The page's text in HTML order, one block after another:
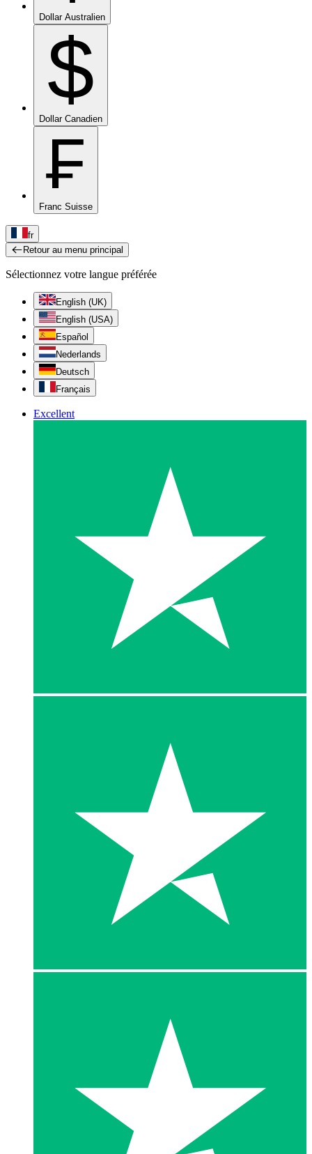
Dollar Australien
$
Dollar Canadien
₣
Franc Suisse
fr
Retour au menu principal
Sélectionnez votre langue préférée
English (UK)
English (USA)
Español
Nederlands
Deutsch
Français
Excellent